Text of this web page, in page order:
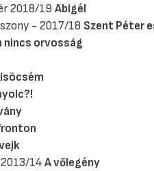
2018/19 Abigél
- 2017/18 Szent Péter
nincs orvosság
14 A vőlegény